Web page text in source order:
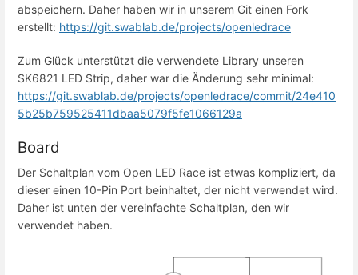
abspeichern. Daher haben wir in unserem Git einen Fork
erstellt: https://git.swablab.de/projects/openledrace
Zum Glück unterstützt die verwendete Library unseren
https://git.swablab.de/projects/openledrace/commit/24e410
5b25b759525411dbaa5079f5fe1066129a
Board
Der Schaltplan vom Open LED Race ist etwas kompliziert, da
dieser einen 10-Pin Port beinhaltet, der nicht verwendet wird.
Daher ist unten der vereinfachte Schaltplan, den wir
verwendet haben.